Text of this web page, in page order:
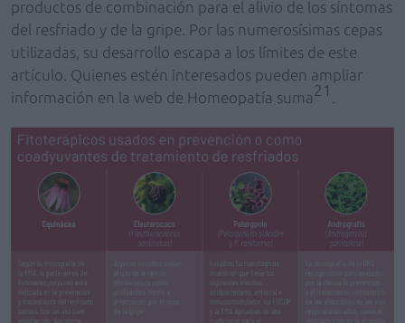
productos de combinación para el alivio de los síntomas
del resfriado y de la gripe. Por las numerosísimas cepas
utilizadas, su desarrollo escapa a los límites de este
artículo. Quienes estén interesados pueden ampliar
información en la web de Homeopatía suma21